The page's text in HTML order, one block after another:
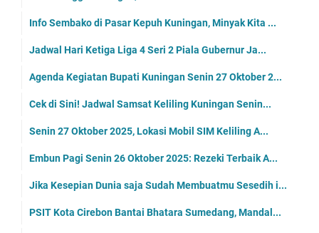
Info Sembako di Pasar Kepuh Kuningan, Minyak Kita ...
Jadwal Hari Ketiga Liga 4 Seri 2 Piala Gubernur Ja...
Agenda Kegiatan Bupati Kuningan Senin 27 Oktober 2...
Cek di Sini! Jadwal Samsat Keliling Kuningan Senin...
Senin 27 Oktober 2025, Lokasi Mobil SIM Keliling A...
Embun Pagi Senin 26 Oktober 2025: Rezeki Terbaik A...
Jika Kesepian Dunia saja Sudah Membuatmu Sesedih i...
PSIT Kota Cirebon Bantai Bhatara Sumedang, Mandal...